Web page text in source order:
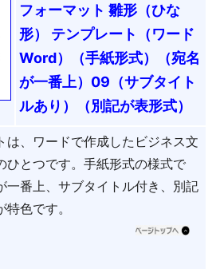
フォーマット 雛形（ひな
形） テンプレート（ワード
Word）（手紙形式）（宛名
が一番上）09（サブタイト
ルあり）（別記が表形式）
は、ワードで作成したビジネス文
ひとつです。手紙形式の様式で
一番上、サブタイトル付き、別記
色です。